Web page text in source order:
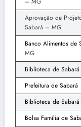
Aprovação de
Sabará – MG
Banco Alimentos de
MG
Biblioteca de
Prefeitura de Sabará
Biblioteca de
Bolsa Família de